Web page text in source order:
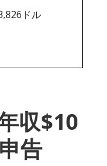
ドル
収$10
告